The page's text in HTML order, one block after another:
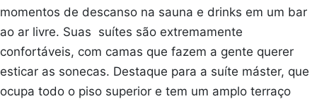
momentos de descanso na sauna e drinks em um bar
ao ar livre. Suas suítes são extremamente
confortáveis, com camas que fazem a gente querer
esticar as sonecas. Destaque para a suíte máster, que
ocupa todo o piso superior e tem um amplo terraço